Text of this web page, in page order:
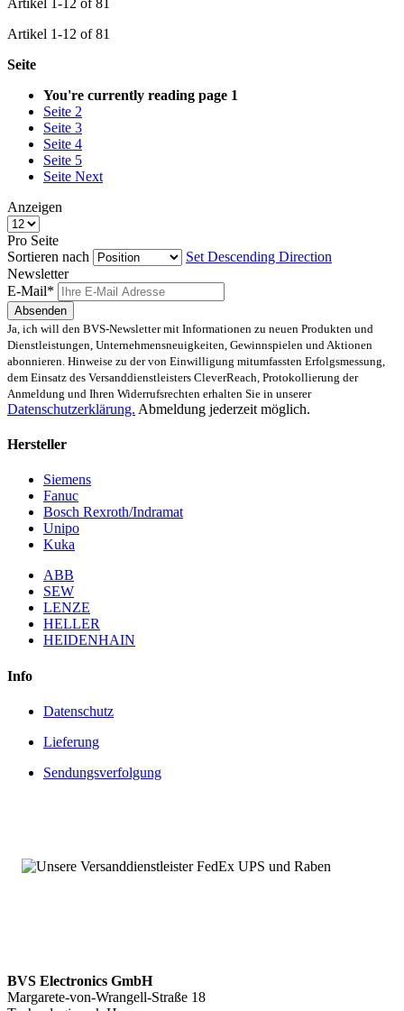
Artikel 1-12 of81
Seite
You're currently reading page 1
Seite 2
Seite 3
Seite 4
Seite 5
Seite Next
Anzeigen
Pro Seite
Sortieren nach
Set Descending Direction
Newsletter
E-Mail*
Absenden
Ja, ich will den BVS-Newsletter mit Informationen zu neuen Produkten und
Dienstleistungen, Unternehmensneuigkeiten, Gewinnspielen und Aktionen
abonnieren. Hinweise zu der von Einwilligung mitumfassten Erfolgsmessung,
dem Einsatz des Versanddienstleisters CleverReach, Protokollierung der
Anmeldung und Ihren Widerrufsrechten erhalten Sie in unserer
Datenschutzerklärung. Abmeldung jederzeit möglich.
Hersteller
Siemens
Fanuc
Bosch Rexroth/Indramat
Unipo
Kuka
ABB
SEW
LENZE
HELLER
HEIDENHAIN
Info
Datenschutz
Lieferung
Sendungsverfolgung
BVS Electronics GmbH
Margarete-von-Wrangell-Straße 18